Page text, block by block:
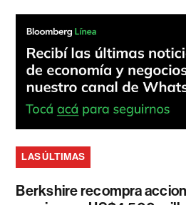
LAS ÚLTIMAS
Berkshire recompra